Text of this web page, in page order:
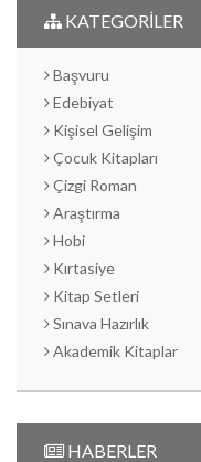
KATEGORİLER
Başvuru
Edebiyat
Kişisel Gelişim
Çocuk Kitapları
Çizgi Roman
Araştırma
Hobi
Kırtasiye
Kitap Setleri
Sınava Hazırlık
Akademik Kitaplar
HABERLER